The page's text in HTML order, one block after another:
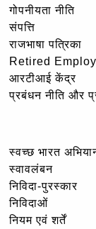
गोपनीयता नीति
संपत्ति
राजभाषा पत्रिका
Retired
आरटीआई केंद्र
प्रबंधन नीति और
स्वच्छ भारत
स्वावलंबन
निविदा-पुरस्कार
निविदाओं
नियम एवं शर्तें